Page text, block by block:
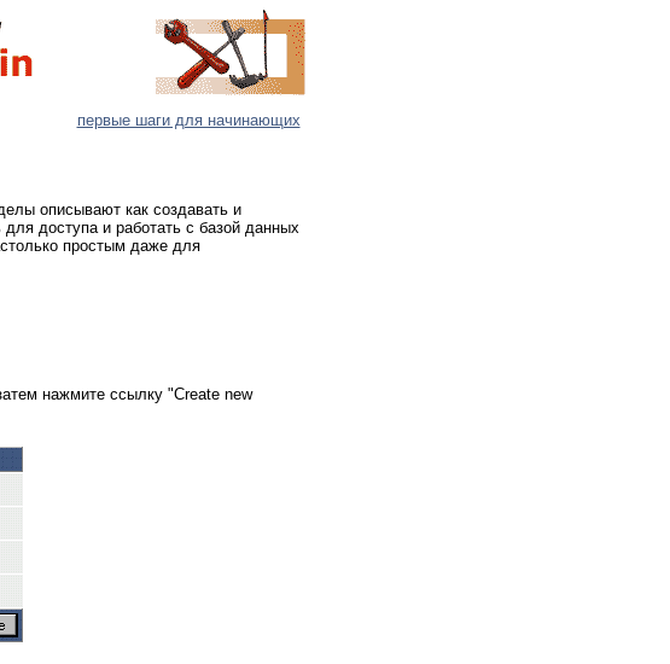
первые шаги для начинающих
описывают как создавать и
доступа и работать с базой данных
простым даже для
нажмите ссылку "Create new